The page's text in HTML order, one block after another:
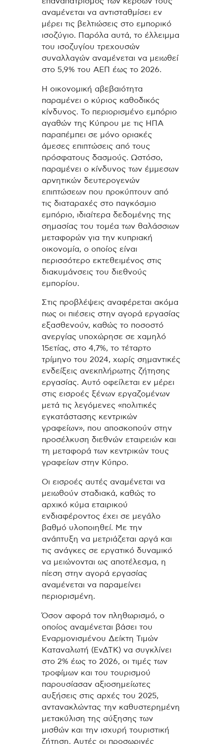
αναμένεται να αντισταθμίσει εν
μέρει τις βελτιώσεις στο εμπορικό
ισοζύγιο. Παρόλα αυτά, το έλλειμμα
του ισοζυγίου τρεχουσών
συναλλαγών αναμένεται να μειωθεί
στο 5,9% του ΑΕΠ έως το 2026.
Η οικονομική αβεβαιότητα
παραμένει ο κύριος καθοδικός
κίνδυνος. Το περιορισμένο εμπόριο
αγαθών της Κύπρου με τις ΗΠΑ
παραπέμπει σε μόνο οριακές
άμεσες επιπτώσεις από τους
πρόσφατους δασμούς. Ωστόσο,
παραμένει ο κίνδυνος των έμμεσων
αρνητικών δευτερογενών
επιπτώσεων που προκύπτουν από
τις διαταραχές στο παγκόσμιο
εμπόριο, ιδιαίτερα δεδομένης της
σημασίας του τομέα των θαλάσσιων
μεταφορών για την κυπριακή
οικονομία, ο οποίος είναι
περισσότερο εκτεθειμένος στις
διακυμάνσεις του διεθνούς
εμπορίου.
Στις προβλέψεις αναφέρεται ακόμα
πως οι πιέσεις στην αγορά εργασίας
εξασθενούν, καθώς το ποσοστό
ανεργίας υποχώρησε σε χαμηλό
15ετίας, στο 4,7%, το τέταρτο
τρίμηνο του 2024, χωρίς σημαντικές
ενδείξεις ανεκπλήρωτης ζήτησης
εργασίας. Αυτό οφείλεται εν μέρει
στις εισροές ξένων εργαζομένων
μετά τις λεγόμενες «πολιτικές
εγκατάστασης κεντρικών
γραφείων», που αποσκοπούν στην
προσέλκυση διεθνών εταιρειών και
τη μεταφορά των κεντρικών τους
γραφείων στην Κύπρο.
Οι εισροές αυτές αναμένεται να
μειωθούν σταδιακά, καθώς το
αρχικό κύμα εταιρικού
ενδιαφέροντος έχει σε μεγάλο
βαθμό υλοποιηθεί. Με την
ανάπτυξη να μετριάζεται αργά και
τις ανάγκες σε εργατικό δυναμικό
να μειώνονται ως αποτέλεσμα, η
πίεση στην αγορά εργασίας
αναμένεται να παραμείνει
περιορισμένη.
Όσον αφορά τον πληθωρισμό, ο
οποίος αναμένεται βάσει του
Εναρμονισμένου Δείκτη Τιμών
Καταναλωτή (ΕνΔΤΚ) να συγκλίνει
στο 2% έως το 2026, οι τιμές των
τροφίμων και του τουρισμού
παρουσίασαν αξιοσημείωτες
αυξήσεις στις αρχές του 2025,
αντανακλώντας την καθυστερημένη
μετακύλιση της αύξησης των
μισθών και την ισχυρή τουριστική
ζήτηση. Αυτές οι προσωρινές